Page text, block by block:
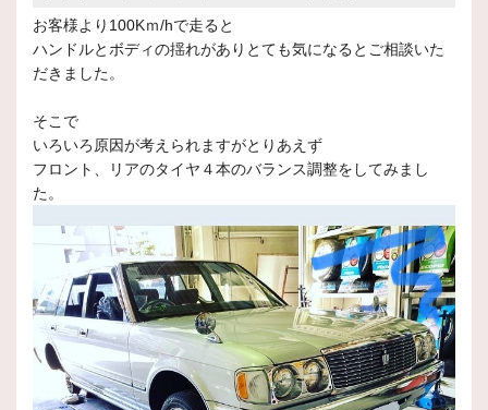
お客様より100Kｍ/hで走ると
ハンドルとボディの揺れがありとても気になるとご相談いた
だきました。
そこで
いろいろ原因が考えられますがとりあえず
フロント、リアのタイヤ４本のバランス調整をしてみまし
た。